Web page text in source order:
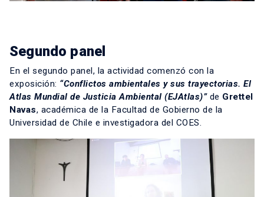
Segundo panel
En el segundo panel, la actividad comenzó con la
exposición: “Conflictos ambientales y sus trayectorias. El
Atlas Mundial de Justicia Ambiental (EJAtlas)”de Grettel
Navas, académica de la Facultad de Gobierno de la
Universidad de Chile e investigadora del COES.